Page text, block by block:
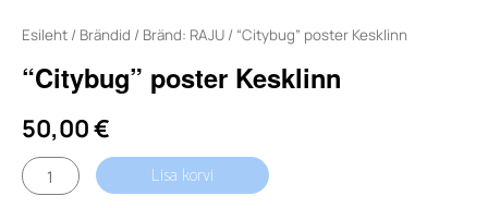
Esileht / Brändid / Bränd: RAJU / “Citybug” poster Kesklinn
“Citybug” poster Kesklinn
50,00€
"Citybug"
poster
Lisa korvi